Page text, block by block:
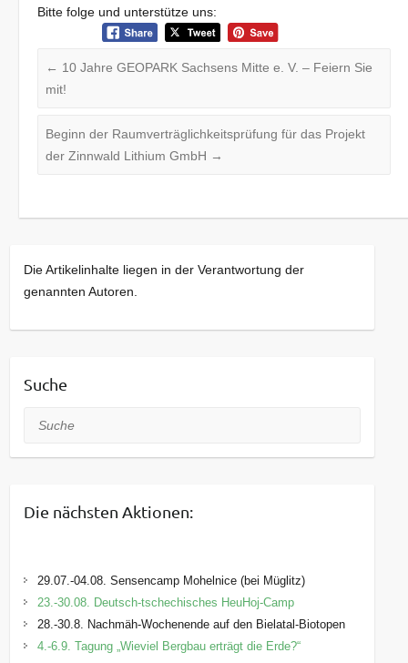
Bitte folge und unterstütze uns:
← 10 Jahre GEOPARK Sachsens Mitte e. V. – Feiern Sie
mit!
Beginn der Raumverträglichkeitsprüfung für das Projekt
der Zinnwald Lithium GmbH →
Die Artikelinhalte liegen in der Verantwortung der
genannten Autoren.
Suche
Suche
Die nächsten Aktionen:
29.07.-04.08. Sensencamp Mohelnice (bei Müglitz)
23.-30.08. Deutsch-tschechisches HeuHoj-Camp
28.-30.8. Nachmäh-Wochenende auf den Bielatal-Biotopen
4.-6.9. Tagung „Wieviel Bergbau erträgt die Erde?“